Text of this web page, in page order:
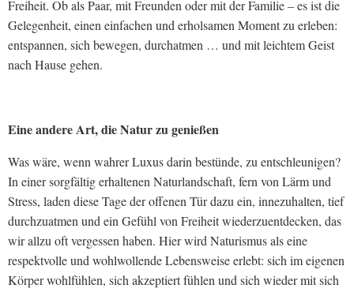
Freiheit. Ob als Paar, mit Freunden oder mit der Familie – es ist die
Gelegenheit, einen einfachen und erholsamen Moment zu erleben:
entspannen, sich bewegen, durchatmen … und mit leichtem Geist
nach Hause gehen.
Eine andere Art, die Natur zu genießen
Was wäre, wenn wahrer Luxus darin bestünde, zu entschleunigen?
In einer sorgfältig erhaltenen Naturlandschaft, fern von Lärm und
Stress, laden diese Tage der offenen Tür dazu ein, innezuhalten, tief
durchzuatmen und ein Gefühl von Freiheit wiederzuentdecken, das
wir allzu oft vergessen haben. Hier wird Naturismus als eine
respektvolle und wohlwollende Lebensweise erlebt: sich im eigenen
Körper wohlfühlen, sich akzeptiert fühlen und sich wieder mit sich